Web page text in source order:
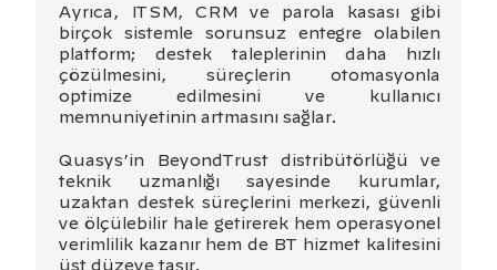
Ayrıca, ITSM, CRM ve parola kasası gibi
birçok sistemle sorunsuz entegre olabilen
platform; destek taleplerinin daha hızlı
çözülmesini, süreçlerin otomasyonla
optimize edilmesini ve kullanıcı
memnuniyetinin artmasını sağlar.
Quasys’in BeyondTrust distribütörlüğü ve
teknik uzmanlığı sayesinde kurumlar,
uzaktan destek süreçlerini merkezi, güvenli
ve ölçülebilir hale getirerek hem operasyonel
verimlilik kazanır hem de BT hizmet kalitesini